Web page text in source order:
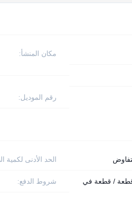
مكان المنشأ:
رقم الموديل:
الحد الأدنى لكمية
شروط الدفع: قطعة / قطعة في